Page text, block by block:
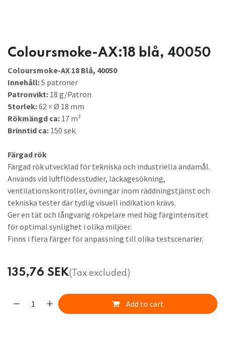
Coloursmoke-AX:18 blå, 40050
Coloursmoke-AX 18 Blå, 40050
Innehåll:5 patroner
Patronvikt: 18 g/Patron
Storlek:62 × Ø 18 mm
Rökmängd ca: 17 m³
Brinntid ca: 150 sek.
Färgad rök
Färgad rök utvecklad för tekniska och industriella ändamål.
Används vid luftflödesstudier, läckagesökning,
ventilationskontroller, övningar inom räddningstjänst och
tekniska tester där tydlig visuell indikation krävs.
Ger en tät och långvarig rökpelare med hög färgintensitet
för optimal synlighet i olika miljöer.
Finns i flera färger för anpassning till olika testscenarier.
135,76 SEK(Tax excluded)
Add to cart